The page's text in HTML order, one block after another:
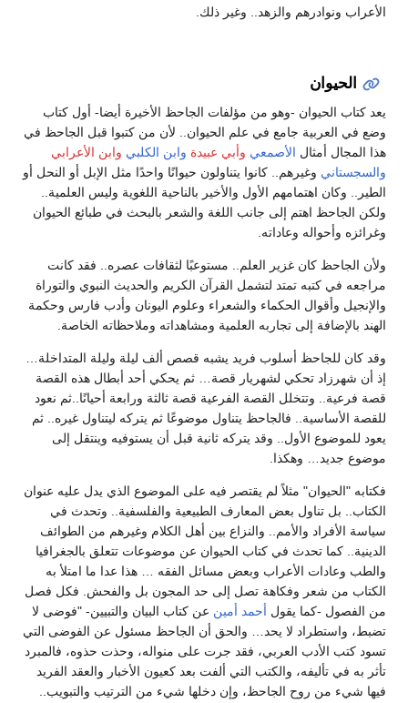
الأعراب ونوادرهم والزهد.. وغير ذلك.
الحيوان
يعد كتاب الحيوان -وهو من مؤلفات الجاحظ الأخيرة أيضا- أول كتاب
وضع في العربية جامع في علم الحيوان.. لأن من كتبوا قبل الجاحظ في
هذا المجال أمثال الأصمعي وأبي عبيدة وابن الكلبي
وابن الأعرابي
والسجستاني وغيرهم.. كانوا يتناولون حيوانًا واحدًا مثل الإبل أو النحل أو
الطير.. وكان اهتمامهم الأول والأخير بالناحية اللغوية وليس العلمية..
ولكن الجاحظ اهتم إلى جانب اللغة والشعر بالبحث في طبائع الحيوان
وغرائزه وأحواله وعاداته.
ولأن الجاحظ كان غزير العلم.. مستوعبًا لثقافات عصره.. فقد كانت
مراجعه في كتبه تمتد لتشمل القرآن الكريم والحديث النبوي والتوراة
والإنجيل وأقوال الحكماء والشعراء وعلوم اليونان وأدب فارس وحكمة
الهند بالإضافة إلى تجاربه العلمية ومشاهداته وملاحظاته الخاصة.
وقد كان للجاحظ أسلوب فريد يشبه قصص ألف ليلة وليلة المتداخلة…
إذ أن شهرزاد تحكي لشهريار قصة… ثم يحكي أحد أبطال هذه القصة
قصة فرعية.. وتتخلل القصة الفرعية قصة ثالثة ورابعة أحيانًا..ثم نعود
للقصة الأساسية.. فالجاحظ يتناول موضوعًا ثم يتركه ليتناول غيره.. ثم
يعود للموضوع الأول.. وقد يتركه ثانية قبل أن يستوفيه وينتقل إلى
موضوع جديد… وهكذا.
فكتابه "الحيوان" مثلاً لم يقتصر فيه على الموضوع الذي يدل عليه عنوان
الكتاب.. بل تناول بعض المعارف الطبيعية والفلسفية.. وتحدث في
سياسة الأفراد والأمم.. والنزاع بين أهل الكلام وغيرهم من الطوائف
الدينية.. كما تحدث في كتاب الحيوان عن موضوعات تتعلق بالجغرافيا
والطب وعادات الأعراب وبعض مسائل الفقه … هذا عدا ما امتلأ به
الكتاب من شعر وفكاهة تصل إلى حد المجون بل والفحش. فكل فصل
من الفصول -كما يقول أحمد أمينعن كتاب البيان والتبيين- "فوضى لا
تضبط، واستطراد لا يحد… والحق أن الجاحظ مسئول عن الفوضى التي
تسود كتب الأدب العربي، فقد جرت على منواله، وحذت حذوه، فالمبرد
تأثر به في تأليفه، والكتب التي ألفت بعد كعيون الأخبار والعقد الفريد
فيها شيء من روح الجاحظ، وإن دخلها شيء من الترتيب والتبويب..